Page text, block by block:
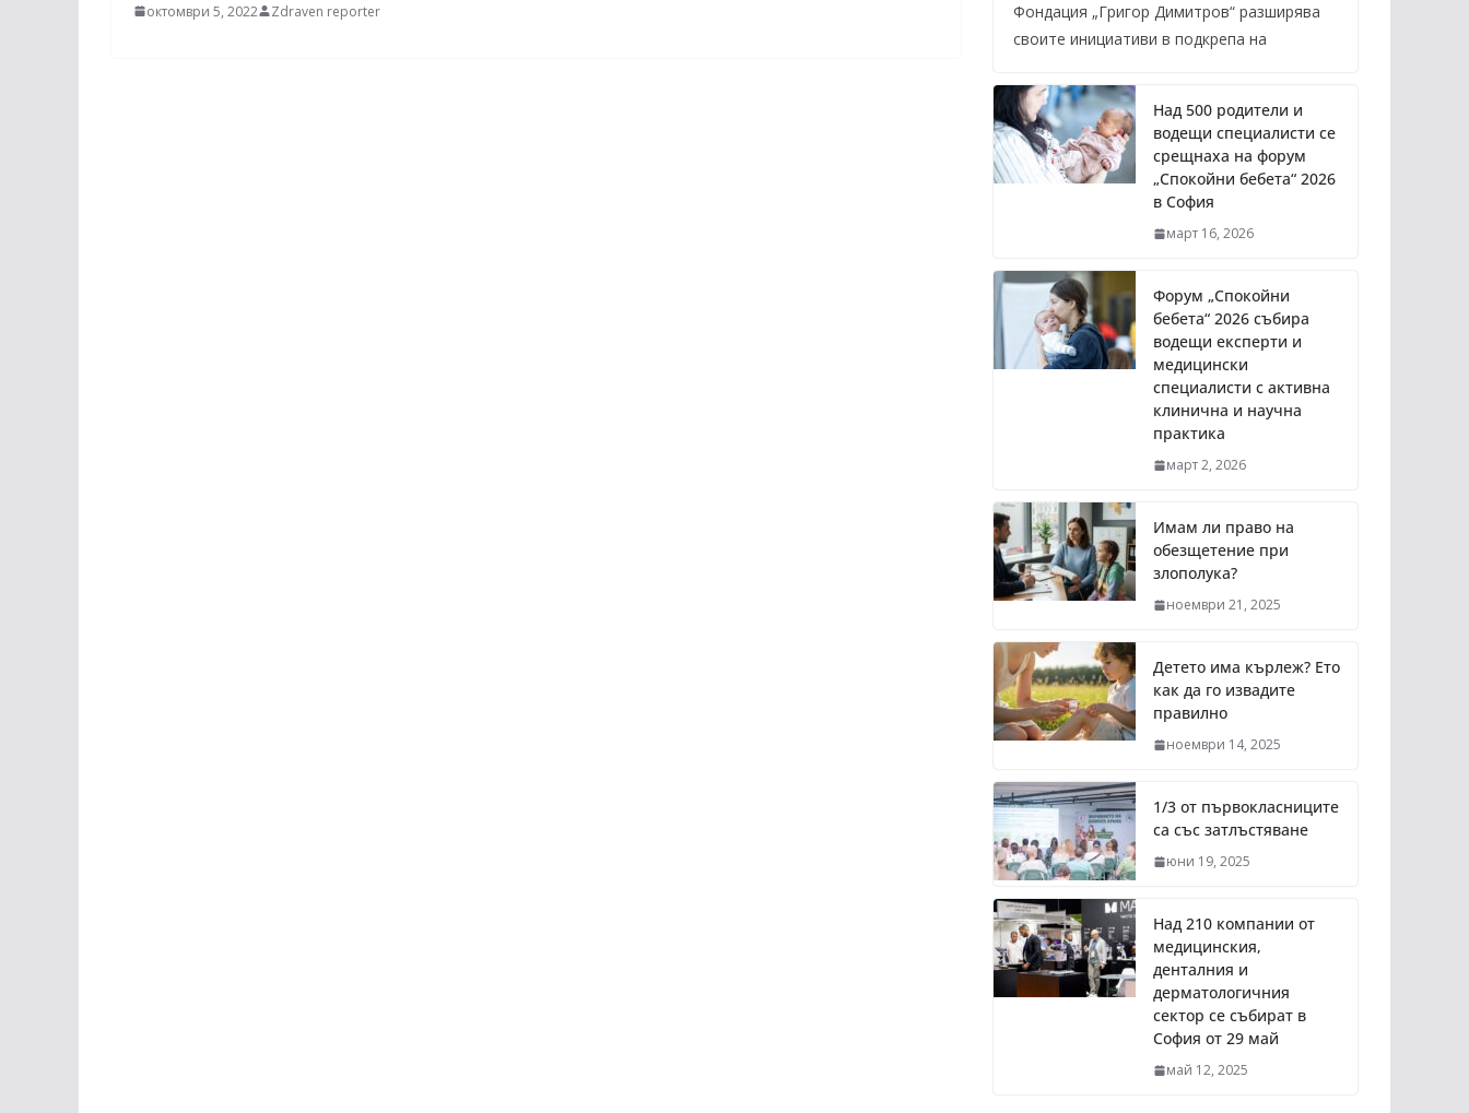
октомври 5, 2022 Zdraven reporter
Фондация „Григор Димитров“ разширява
своите инициативи в подкрепа на
Над 500 родители и
водещи специалисти се
срещнаха на форум
„Спокойни бебета“ 2026
в София
март 16, 2026
Форум „Спокойни
бебета“ 2026 събира
водещи експерти и
медицински
специалисти с активна
клинична и научна
практика
март 2, 2026
Имам ли право на
обезщетение при
злополука?
ноември 21, 2025
Детето има кърлеж? Ето
как да го извадите
правилно
ноември 14, 2025
1/3 от първокласниците
са със затлъстяване
юни 19, 2025
Над 210 компании от
медицинския,
денталния и
дерматологичния
сектор се събират в
София от 29 май
май 12, 2025